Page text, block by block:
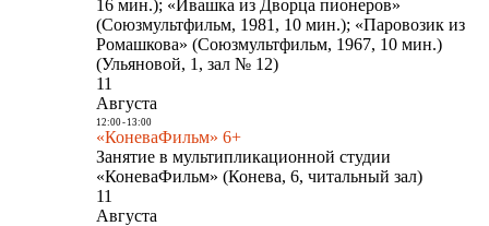
16 мин.); «Ивашка из Дворца пионеров»
(Союзмультфильм, 1981, 10 мин.); «Паровозик из
Ромашкова» (Союзмультфильм, 1967, 10 мин.)
(Ульяновой, 1, зал № 12)
11
Августа
12:00- 13:00
«КоневаФильм» 6+
Занятие в мультипликационной студии
«КоневаФильм» (Конева, 6, читальный зал)
11
Августа